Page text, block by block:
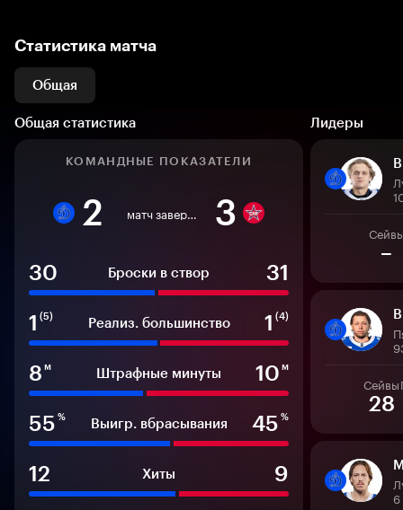
Статистика матча
Общая
Общая статистика Лидеры
КОМАНДНЫЕ ПОКАЗАТЕЛИ
2 матч завершен 3
30 Броски в створ
31
1 (5) Реализ. большинство 1 (4)
8 м Штрафные минуты 10 м
55 % Выигр. вбрасывания 45 %
12 Хиты
9
–
Сейвы
28